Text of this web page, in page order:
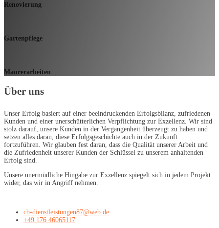
Renovierung
Gartenpflege
Maurerarbeiten
Über uns
Unser Erfolg basiert auf einer beeindruckenden Erfolgsbilanz, zufriedenen
Kunden und einer unerschütterlichen Verpflichtung zur Exzellenz. Wir sind
stolz darauf, unsere Kunden in der Vergangenheit überzeugt zu haben und
setzen alles daran, diese Erfolgsgeschichte auch in der Zukunft
fortzuführen. Wir glauben fest daran, dass die Qualität unserer Arbeit und
die Zufriedenheit unserer Kunden der Schlüssel zu unserem anhaltenden
Erfolg sind.
Unsere unermüdliche Hingabe zur Exzellenz spiegelt sich in jedem Projekt
wider, das wir in Angriff nehmen.
cb-dienstleistungen87@web.de
+49 176 46065117